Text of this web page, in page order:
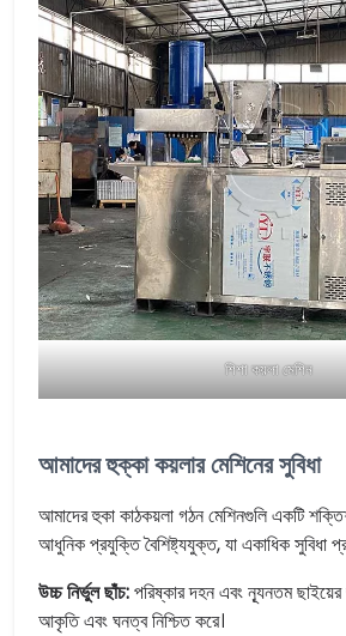
শিশা কয়লা মেশিন
আমাদের হুক্কা কয়লার মেশিনের সুবিধা
আমাদের হুকা কাঠকয়লা গঠন মেশিনগুলি একটি
আধুনিক প্রযুক্তি বৈশিষ্ট্যযুক্ত, যা একাধিক সুবিধা
উচ্চ নির্ভুল ছাঁচ:পরিষ্কার দহন এবং ন্যূনতম
আকৃতি এবং ঘনত্ব নিশ্চিত করে।